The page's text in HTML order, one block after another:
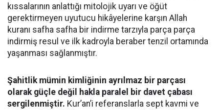
kıssalarının anlattığı mitolojik uyarı ve öğüt
gerektirmeyen uyutucu hikâyelerine karşın Allah
kuranı safha safha bir indirme tarzıyla parça parça
indirmiş resul ve ilk kadroyla beraber tenzil ortamında
yaşanması sağlanmıştır.
Şahitlik mümin kimliğinin ayrılmaz bir parçası
olarak güçle değil hakla paralel bir davet çabası
sergilenmiştir. Kur’an’i referanslarla sept kavmi ve